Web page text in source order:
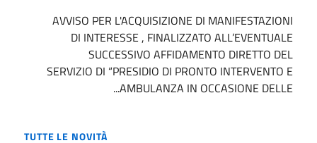
AVVISO PER L'ACQUISIZIONE DI MANIFESTAZIONI
DI INTERESSE , FINALIZZATO ALL’EVENTUALE
SUCCESSIVO AFFIDAMENTO DIRETTO DEL
SERVIZIO DI “PRESIDIO DI PRONTO INTERVENTO E
AMBULANZA IN OCCASIONE DELLE...
TUTTE LE NOVITÀ